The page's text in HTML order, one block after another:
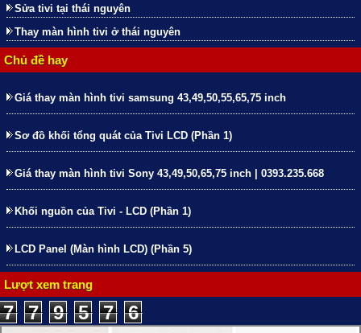
Sửa tivi tại thái nguyên
Thay màn hình tivi ở thái nguyên
Chủ đề hay
Giá thay màn hình tivi samsung 43,49,50,55,65,75 inch
Sơ đồ khối tổng quát của Tivi LCD (Phần 1)
Giá thay màn hình tivi Sony 43,49,50,65,75 inch | 0393.235.668
Khối nguồn của Tivi - LCD (Phần 1)
LCD Panel (Màn hình LCD) (Phần 5)
Lượt xem trang
7 7 9 5 7 6